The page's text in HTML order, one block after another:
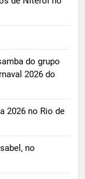
do grupo
2026 do
2026 no Rio de
no